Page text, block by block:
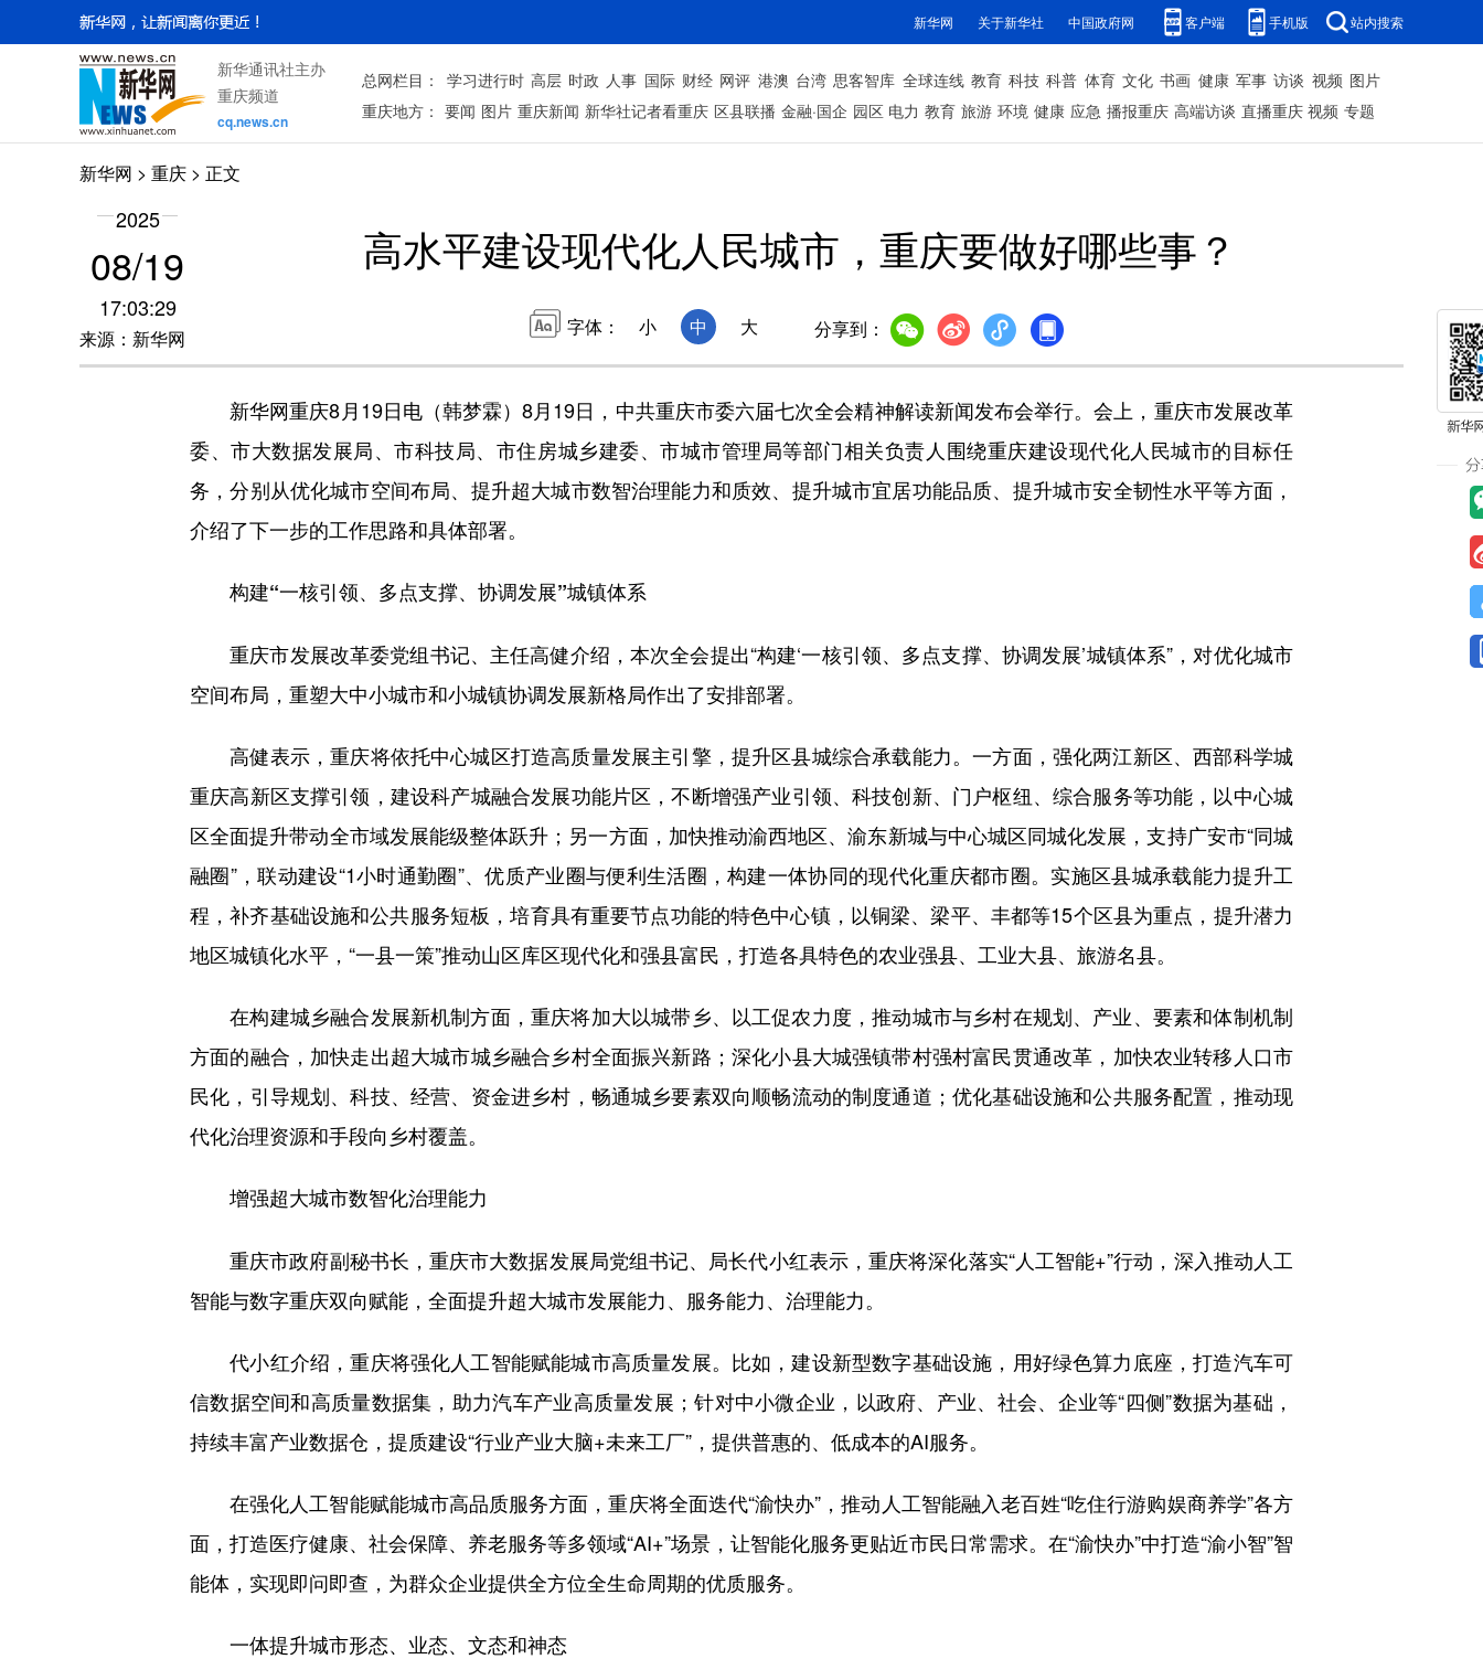
新华网 关于新华社 中国政府网 客户端 手机版 站内搜索
新华通讯社主办
重庆频道
cq.news.cn
总网栏目： 学习进行时 高层 时政 人事 国际 财经 网评 港澳 台湾 思客智库 全球连线 教育 科技 科普 体育 文化 书画 健康 军事 访谈 视频 图片
重庆地方： 要闻 图片 重庆新闻 新华社记者看重庆 区县联播 金融·国企 园区 电力 教育 旅游 环境 健康 应急 播报重庆 高端访谈 直播重庆 视频 专题
新华网 > 重庆 > 正文
2025
08/19
17:03:29
来源：新华网
高水平建设现代化人民城市，重庆要做好哪些事？
字体： 小 中 大 分享到：
新华网重庆8月19日电（韩梦霖）8月19日，中共重庆市委六届七次全会精神解读新闻发布会举行。会上，重庆市发展改革
委、市大数据发展局、市科技局、市住房城乡建委、市城市管理局等部门相关负责人围绕重庆建设现代化人民城市的目标任
务，分别从优化城市空间布局、提升超大城市数智治理能力和质效、提升城市宜居功能品质、提升城市安全韧性水平等方面，
介绍了下一步的工作思路和具体部署。
构建“一核引领、多点支撑、协调发展”城镇体系
重庆市发展改革委党组书记、主任高健介绍，本次全会提出“构建‘一核引领、多点支撑、协调发展’城镇体系”，对优化城市
空间布局，重塑大中小城市和小城镇协调发展新格局作出了安排部署。
高健表示，重庆将依托中心城区打造高质量发展主引擎，提升区县城综合承载能力。一方面，强化两江新区、西部科学城
重庆高新区支撑引领，建设科产城融合发展功能片区，不断增强产业引领、科技创新、门户枢纽、综合服务等功能，以中心城
区全面提升带动全市域发展能级整体跃升；另一方面，加快推动渝西地区、渝东新城与中心城区同城化发展，支持广安市“同城
融圈”，联动建设“1小时通勤圈”、优质产业圈与便利生活圈，构建一体协同的现代化重庆都市圈。实施区县城承载能力提升工
程，补齐基础设施和公共服务短板，培育具有重要节点功能的特色中心镇，以铜梁、梁平、丰都等15个区县为重点，提升潜力
地区城镇化水平，“一县一策”推动山区库区现代化和强县富民，打造各具特色的农业强县、工业大县、旅游名县。
在构建城乡融合发展新机制方面，重庆将加大以城带乡、以工促农力度，推动城市与乡村在规划、产业、要素和体制机制
方面的融合，加快走出超大城市城乡融合乡村全面振兴新路；深化小县大城强镇带村强村富民贯通改革，加快农业转移人口市
民化，引导规划、科技、经营、资金进乡村，畅通城乡要素双向顺畅流动的制度通道；优化基础设施和公共服务配置，推动现
代化治理资源和手段向乡村覆盖。
增强超大城市数智化治理能力
重庆市政府副秘书长，重庆市大数据发展局党组书记、局长代小红表示，重庆将深化落实“人工智能+”行动，深入推动人工
智能与数字重庆双向赋能，全面提升超大城市发展能力、服务能力、治理能力。
代小红介绍，重庆将强化人工智能赋能城市高质量发展。比如，建设新型数字基础设施，用好绿色算力底座，打造汽车可
信数据空间和高质量数据集，助力汽车产业高质量发展；针对中小微企业，以政府、产业、社会、企业等“四侧”数据为基础，
持续丰富产业数据仓，提质建设“行业产业大脑+未来工厂”，提供普惠的、低成本的AI服务。
在强化人工智能赋能城市高品质服务方面，重庆将全面迭代“渝快办”，推动人工智能融入老百姓“吃住行游购娱商养学”各方
面，打造医疗健康、社会保障、养老服务等多领域“AI+”场景，让智能化服务更贴近市民日常需求。在“渝快办”中打造“渝小智”智
能体，实现即问即查，为群众企业提供全方位全生命周期的优质服务。
一体提升城市形态、业态、文态和神态